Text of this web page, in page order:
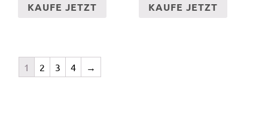
KAUFE JETZT KAUFE JETZT
1 2 3 4 →